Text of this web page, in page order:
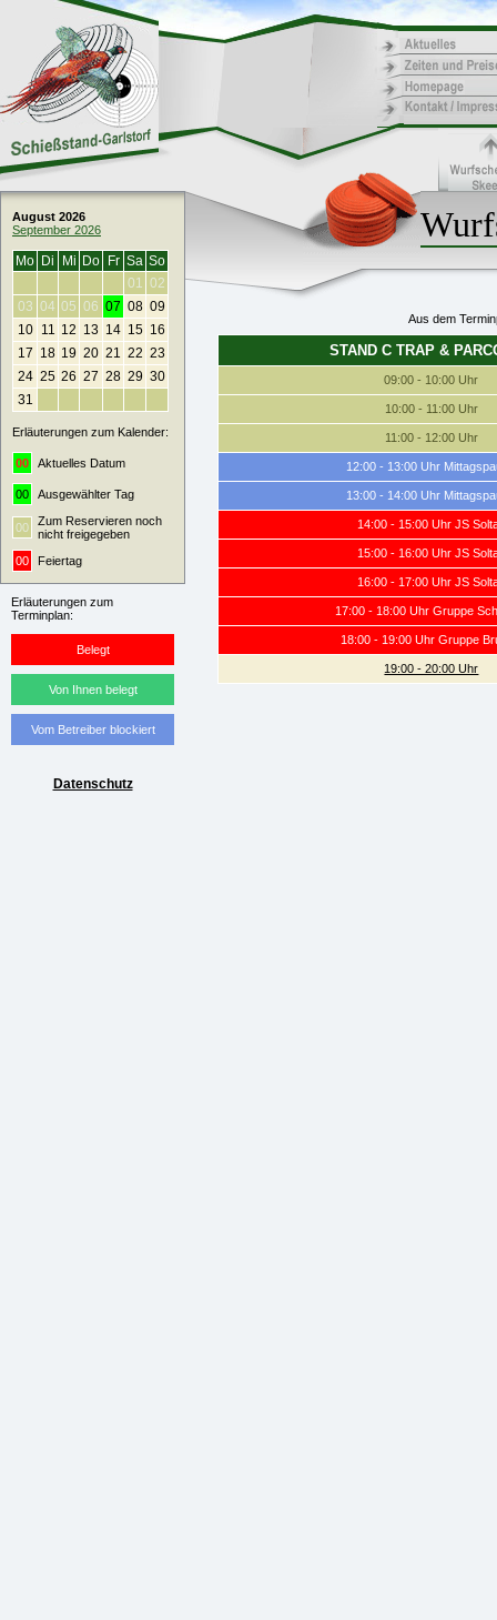
August 2026
September 2026
Mo Di Mi Do Fr Sa So
01 02
03 04 05 06 07 08 09
10
11 12 13 14 15 16
17 18 19 20 21 22 23
24 25 26 27 28 29 30
31
Erläuterungen zum Kalender:
00 Aktuelles Datum
00 Ausgewählter Tag
00
Zum Reservieren noch
nicht freigegeben
00
Feiertag
Erläuterungen zum
Terminplan:
Belegt
Von Ihnen belegt
Vom Betreiber blockiert
Datenschutz
Aus dem
STAND C TRAP &
09:00 - 10:00 Uhr
10:00 - 11:00 Uhr
11:00 - 12:00 Uhr
12:00 - 13:00 Uhr
13:00 - 14:00 Uhr
14:00 - 15:00 Uhr JS
15:00 - 16:00 Uhr JS
16:00 - 17:00 Uhr JS
17:00 - 18:00 Uhr Gruppe
18:00 - 19:00 Uhr Gruppe
19:00 - 20:00 Uhr